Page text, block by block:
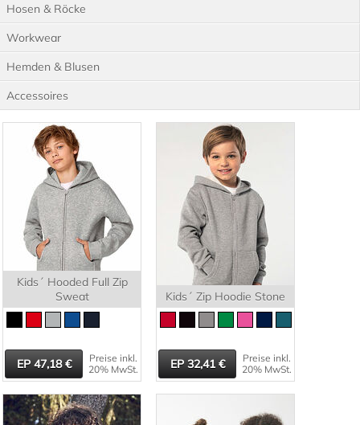
Hosen & Röcke
Workwear
Hemden & Blusen
Accessoires
Kids´ Hooded Full Zip
Sweat
47,18
Preise inkl.
20% MwSt.
Kids´ Zip Hoodie Stone
32,41
Preise inkl.
20% MwSt.